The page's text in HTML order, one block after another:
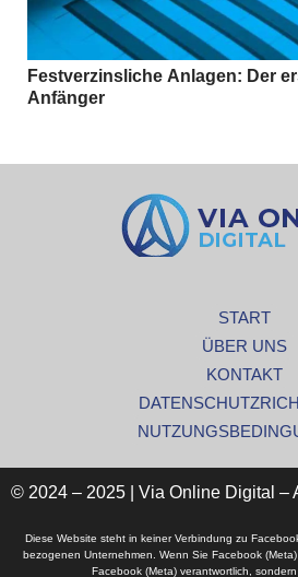
Festverzinsliche Anlagen: Der
Anfänger
START
ÜBER UNS
KONTAKT
© 2024 – 2025 | Via Online Digital –
Diese Website steht in keiner Verbindung zu
bezogenen Unternehmen. Wenn Sie Facebook
Facebook (Meta) verantwortlich,